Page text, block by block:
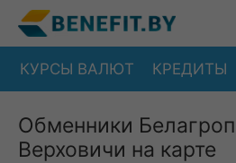
КУРСЫ ВАЛЮТ КРЕДИТЫ
Обменники
Верховичи на карте